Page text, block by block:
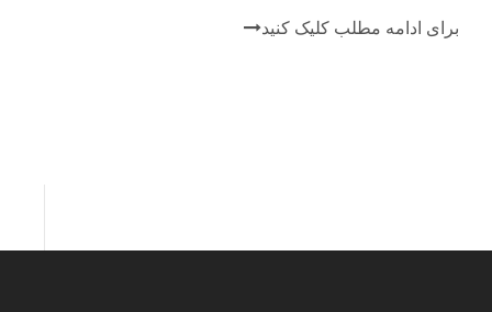
برای ادامه مطلب کلیک کنید